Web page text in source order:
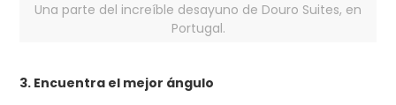
Una parte del increíble desayuno de Douro Suites, en
Portugal.
3. Encuentra el mejor ángulo